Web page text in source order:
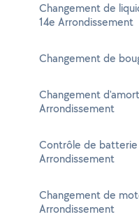
Changement de
14e Arrondissement
Changement de
Changement
Arrondissement
Contrôle de batterie
Arrondissement
Changement de
Arrondissement